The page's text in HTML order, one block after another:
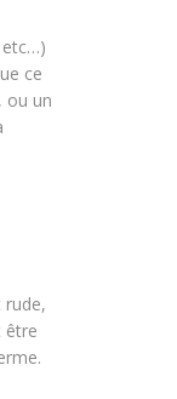
etc…)
ce
ou un
rude,
être